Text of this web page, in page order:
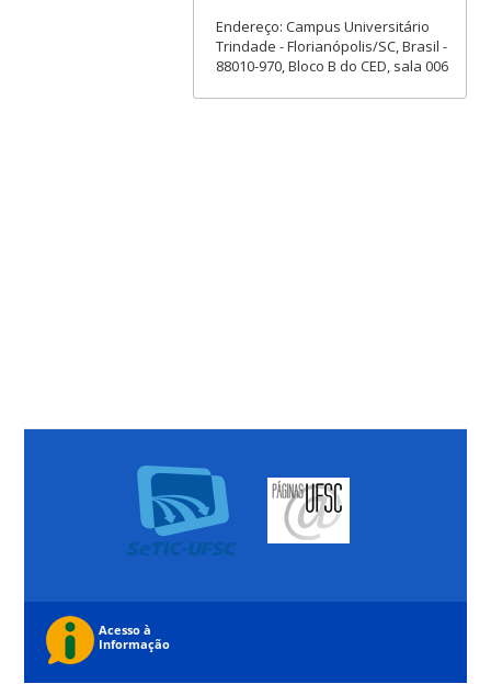
Endereço: Campus Universitário
Trindade - Florianópolis/SC, Brasil -
88010-970, Bloco B do CED, sala 006